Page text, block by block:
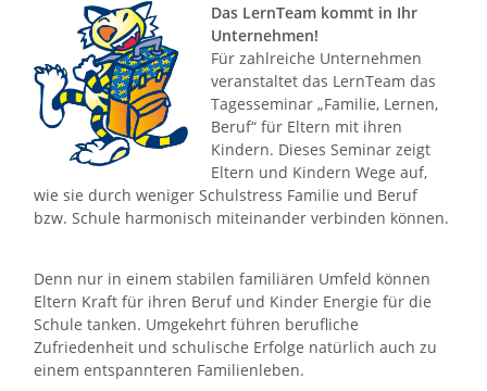
Das LernTeam kommt in Ihr
Unternehmen!
Für zahlreiche Unternehmen
veranstaltet das LernTeam das
Tagesseminar „Familie, Lernen,
Beruf“ für Eltern mit ihren
Kindern. Dieses Seminar zeigt
Eltern und Kindern Wege auf,
wie sie durch weniger Schulstress Familie und Beruf
bzw. Schule harmonisch miteinander verbinden können.
Denn nur in einem stabilen familiären Umfeld können
Eltern Kraft für ihren Beruf und Kinder Energie für die
Schule tanken. Umgekehrt führen berufliche
Zufriedenheit und schulische Erfolge natürlich auch zu
einem entspannteren Familienleben.